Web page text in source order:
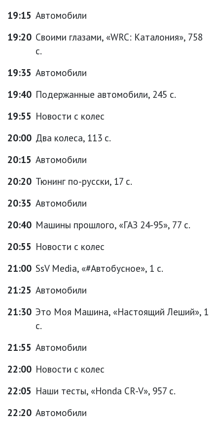
19:15 Автомобили
19:20 Своими глазами, «WRC: Каталония», 758
с.
19:35 Автомобили
19:40 Подержанные автомобили, 245 с.
19:55 Новости с колес
20:00 Два колеса, 113 с.
20:15 Автомобили
20:20 Тюнинг по-русски, 17 с.
20:35 Автомобили
20:40 Машины прошлого, «ГАЗ 24-95», 77 с.
20:55 Новости с колес
21:00 SsV Media, «#Автобусное», 1 с.
21:25 Автомобили
21:30 Это Моя Машина, «Настоящий Леший», 1
с.
21:55 Автомобили
22:00 Новости с колес
22:05 Наши тесты, «Honda CR-V», 957 с.
22:20 Автомобили